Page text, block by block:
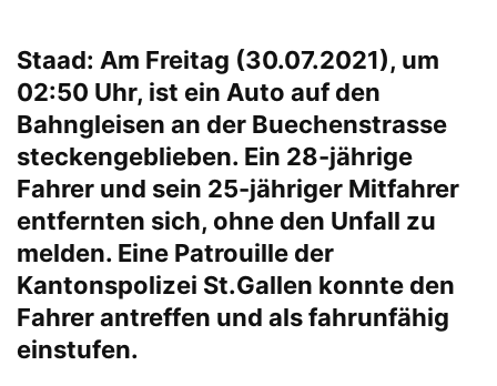
Staad: Am Freitag (30.07.2021), um
02:50 Uhr, ist ein Auto auf den
Bahngleisen an der Buechenstrasse
steckengeblieben. Ein 28-jährige
Fahrer und sein 25-jähriger Mitfahrer
entfernten sich, ohne den Unfall zu
melden. Eine Patrouille der
Kantonspolizei St.Gallen konnte den
Fahrer antreffen und als fahrunfähig
einstufen.